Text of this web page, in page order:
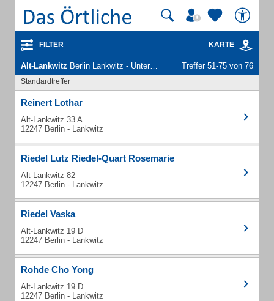
FILTER KARTE
Alt-Lankwitz Berlin Lankwitz - Unternehmen und Personen Treffer 51-75 von 76
Standardtreffer
Reinert Lothar
Alt-Lankwitz 33 A
12247 Berlin - Lankwitz
Riedel Lutz Riedel-Quart Rosemarie
Alt-Lankwitz 82
12247 Berlin - Lankwitz
Riedel Vaska
Alt-Lankwitz 19 D
12247 Berlin - Lankwitz
Rohde Cho Yong
Alt-Lankwitz 19 D
12247 Berlin - Lankwitz